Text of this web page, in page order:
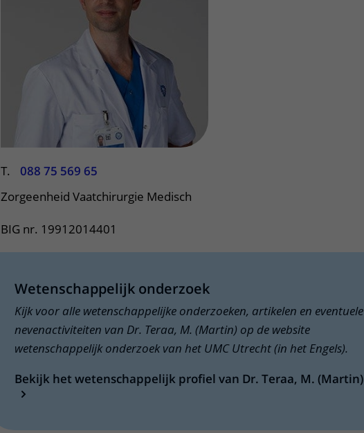
Wijzigen patiëntgegevens
T.
088 75 569 65
Zorgeenheid Vaatchirurgie Medisch
BIG nr. 19912014401
Wetenschappelijk onderzoek
Kijk voor alle wetenschappelijke onderzoeken, artikelen en eventuele
nevenactiviteiten van Dr. Teraa, M. (Martin) op de website
wetenschappelijk onderzoek van het UMC Utrecht (in het Engels).
Bekijk het wetenschappelijk profiel van Dr. Teraa, M. (Martin)